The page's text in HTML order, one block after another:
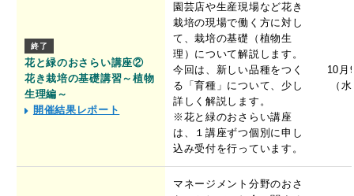
終了
花と緑のおさらい講座②
花き栽培の基礎講習～植物
生理編～
開催結果レポート
園芸店や生産現場など花き
栽培の現場で働く方に対し
て、栽培の基礎（植物生
理）について解説します。
今回は、新しい品種をつく
る「育種」について、少し
詳しく解説します。
※花と緑のおさらい講座
は、１講座ずつ個別に申し
込み受付を行っています。
10月
（
マネージメント分野のおさ